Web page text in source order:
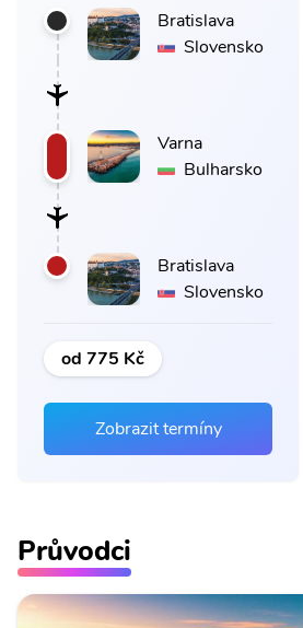
Bratislava
Slovensko
Varna
Bulharsko
Bratislava
Slovensko
od 775 Kč
Zobrazit termíny
Průvodci